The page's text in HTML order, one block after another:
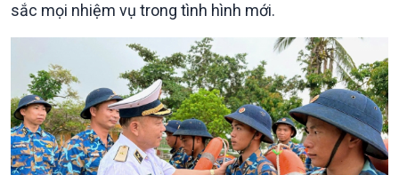
sắc mọi nhiệm vụ trong tình hình mới.